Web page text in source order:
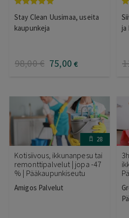
tuotteesta:
5.00/ 5
Stay Clean Uusimaa, useita
kaupunkeja
98,00€ 75,00 €
ja
28
Kotisiivous, ikkunanpesu tai
remonttipalvelut | jopa -47
% | Pääkaupunkiseutu
Amigos Palvelut